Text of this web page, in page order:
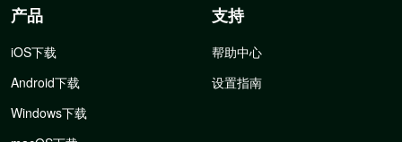
产品
iOS下载
Android下载
Windows下载
支持
帮助中心
设置指南